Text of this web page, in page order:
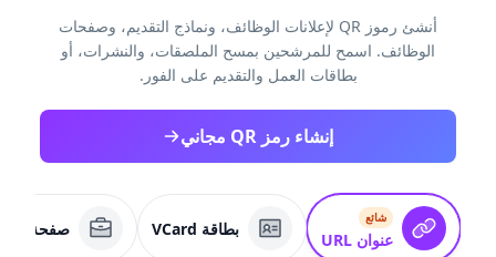
أنشئ رموز QR لإعلانات الوظائف، ونماذج التقديم، وصفحات
الوظائف. اسمح للمرشحين بمسح الملصقات، والنشرات، أو
بطاقات العمل والتقديم على الفور.
إنشاء رمز QR مجاني
شائع
عنوان URL
بطاقة VCard صفحة